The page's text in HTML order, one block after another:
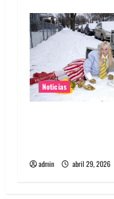
Noticias
admin abril 29, 2026